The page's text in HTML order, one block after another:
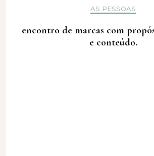
AS PESSOAS
encontro de marcas com
e conteúdo.